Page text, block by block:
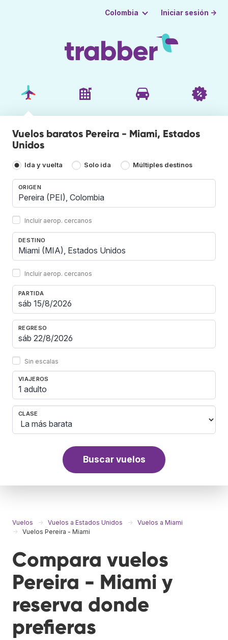
Colombia Iniciar sesión →
Vuelos baratos Pereira - Miami, Estados
Unidos
Ida y vuelta Solo ida Múltiples destinos
ORIGEN
Incluir aerop. cercanos
DESTINO
Incluir aerop. cercanos
PARTIDA
REGRESO
Sin escalas
VIAJEROS
1 adulto
CLASE
Buscar vuelos
Vuelos Vuelos a Estados Unidos
Vuelos a Miami
Vuelos Pereira - Miami
Compara vuelos
Pereira - Miami y
reserva donde
prefieras